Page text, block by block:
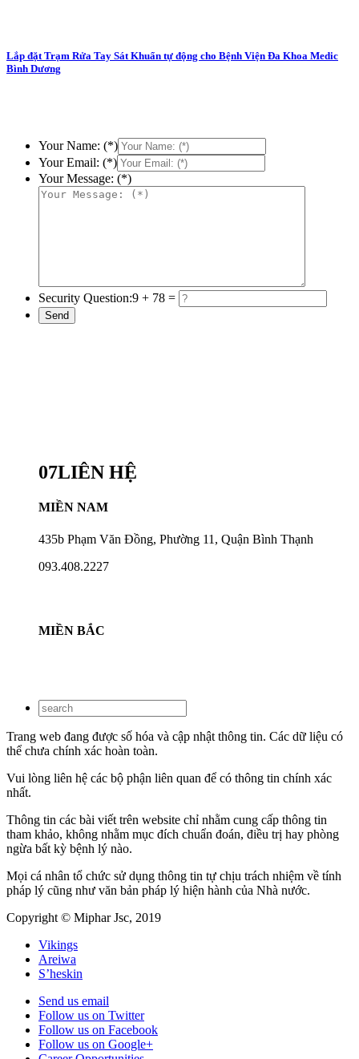
Lắp đặt Trạm Rửa Tay Sát Khuẩn tự động cho Bệnh Viện Đa Khoa Medic
Bình Dương
Your Name: (*)
Your Email: (*)
Your Message: (*)
Security Question:9 + 78 =
07LIÊN HỆ
MIỀN NAM
435b Phạm Văn Đồng, Phường 11, Quận Bình Thạnh
093.408.2227
MIỀN BẮC
Trang web đang được số hóa và cập nhật thông tin. Các dữ liệu có
thể chưa chính xác hoàn toàn.
Vui lòng liên hệ các bộ phận liên quan để có thông tin chính xác
nhất.
Thông tin các bài viết trên website chỉ nhằm cung cấp thông tin
tham khảo, không nhằm mục đích chuẩn đoán, điều trị hay phòng
ngừa bất kỳ bệnh lý nào.
Mọi cá nhân tổ chức sử dụng thông tin tự chịu trách nhiệm về tính
pháp lý cũng như văn bản pháp lý hiện hành của Nhà nước.
Copyright © Miphar Jsc, 2019
Vikings
Areiwa
S’heskin
Send us email
Follow us on Twitter
Follow us on Facebook
Follow us on Google+